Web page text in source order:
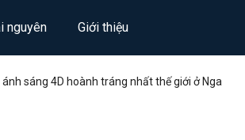
nguyên Giới thiệu
ánh sáng 4D hoành tráng nhất thế giới ở Nga